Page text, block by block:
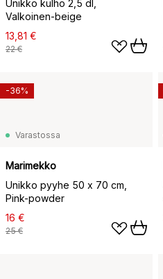
Unikko kulho 2,5 dl,
Valkoinen-beige
13,81 €
22 €
Varastossa
Marimekko
Unikko pyyhe 50 x 70 cm,
Pink-powder
16 €
25 €
-36%